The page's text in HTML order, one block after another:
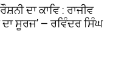
ਦਾ ਕਾਵਿ : ਰਾਜੀਵ
ਦਾ ਸੂਰਜ’ — ਰਵਿੰਦਰ ਸਿੰਘ